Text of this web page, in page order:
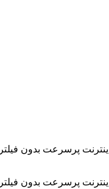
پرسرعت بدون
پرسرعت بدون